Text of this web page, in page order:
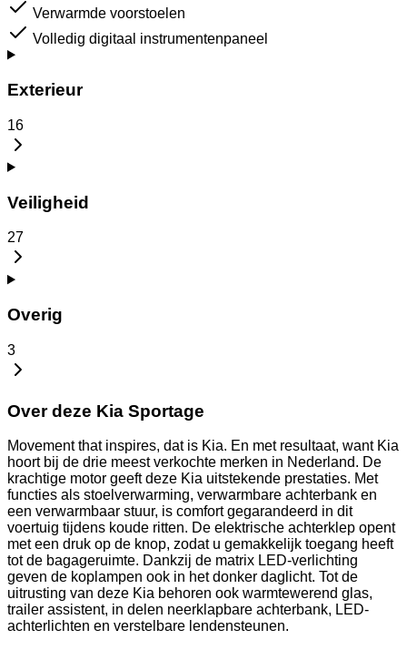
Verwarmde voorstoelen
Volledig digitaal instrumentenpaneel
Exterieur
16
Veiligheid
27
Overig
3
Over deze Kia Sportage
Movement that inspires, dat is Kia. En met resultaat, want Kia
hoort bij de drie meest verkochte merken in Nederland. De
krachtige motor geeft deze Kia uitstekende prestaties. Met
functies als stoelverwarming, verwarmbare achterbank en
een verwarmbaar stuur, is comfort gegarandeerd in dit
voertuig tijdens koude ritten. De elektrische achterklep opent
met een druk op de knop, zodat u gemakkelijk toegang heeft
tot de bagageruimte. Dankzij de matrix LED-verlichting
geven de koplampen ook in het donker daglicht. Tot de
uitrusting van deze Kia behoren ook warmtewerend glas,
trailer assistent, in delen neerklapbare achterbank, LED-
achterlichten en verstelbare lendensteunen.